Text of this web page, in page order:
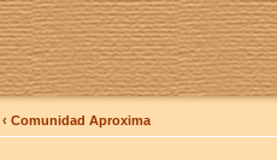
‹ Comunidad Aproxima